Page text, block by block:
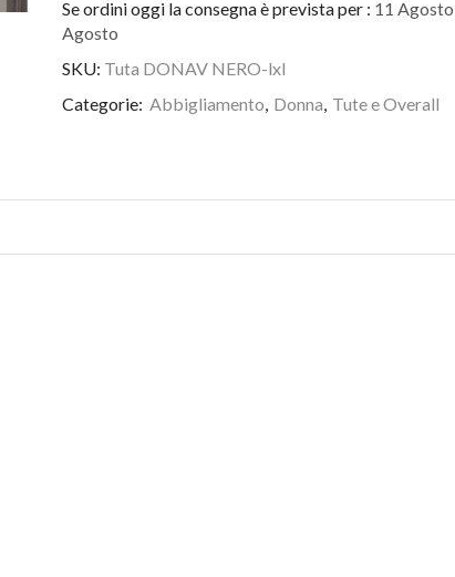
Se ordini oggi la consegna è prevista per : 11
Agosto
SKU: Tuta DONAV NERO-lxl
Categorie: Abbigliamento Donna Tute e Overall